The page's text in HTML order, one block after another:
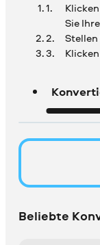
Sie Ihre
Stellen
Beliebte